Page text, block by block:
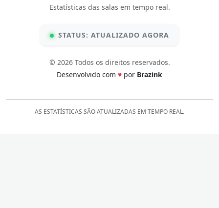
Estatísticas das salas em tempo real.
STATUS: ATUALIZADO AGORA
© 2026 Todos os direitos reservados.
Desenvolvido com ♥ por Brazink
AS ESTATÍSTICAS SÃO ATUALIZADAS EM TEMPO REAL.